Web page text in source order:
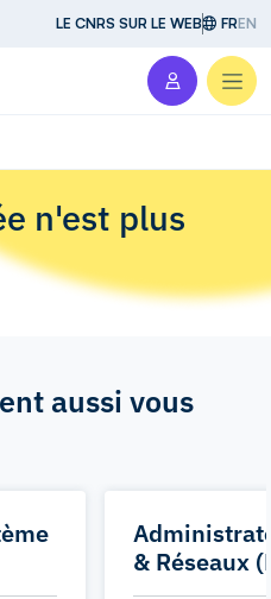
LE CNRS SUR LE WEB FREN
n'est plus
aussi vous
& Réseaux